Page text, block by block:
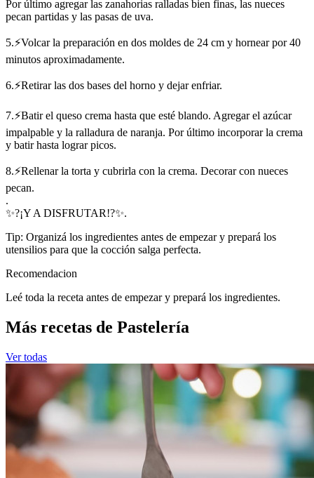
Por último agregar las zanahorias ralladas bien finas, las nueces
pecan partidas y las pasas de uva.
5.⚡Volcar la preparación en dos moldes de 24 cm y hornear por 40
minutos aproximadamente.
6.⚡Retirar las dos bases del horno y dejar enfriar.
7.⚡Batir el queso crema hasta que esté blando. Agregar el azúcar
impalpable y la ralladura de naranja. Por último incorporar la crema
y batir hasta lograr picos.
8.⚡Rellenar la torta y cubrirla con la crema. Decorar con nueces
pecan.
.
✨?¡Y A DISFRUTAR!?✨.
Tip: Organizá los ingredientes antes de empezar y prepará los
utensilios para que la cocción salga perfecta.
Recomendacion
Leé toda la receta antes de empezar y prepará los ingredientes.
Más recetas de Pastelería
Ver todas